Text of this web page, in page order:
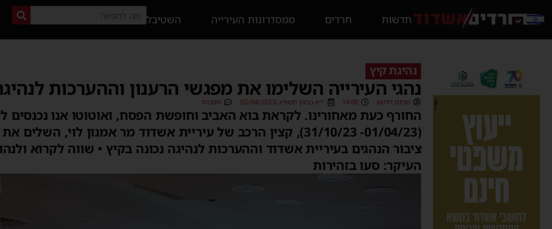
חדשות חרדים ממסדרונות העירייה השטיבל
נהיגת קיץ
נהגי העירייה השלימו את מפגשי הרענון וההערכות
מנחם דויטש 14:00 י״א בניסן תשפ״ג (02/04/2023) תגובות
החורף כעת מאחורינו. לקראת בוא האביב וחופשת הפסח, ואוטוטו אנו נכנסים
(01/04/23- 31/10/23), קצין הרכב של עיריית אשדוד מר אמנון לוי,
ציבור הנהגים בעיריית אשדוד וההערכות לנהיגה נכונה בקיץ • שווה לקרוא
העיקר: סעו בזהירות